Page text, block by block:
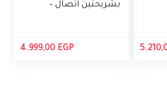
السعر
بشريحتين اتصال –
4.999,00 EGP